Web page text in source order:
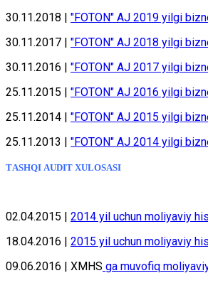
30.11.2018 | "FOTON" АJ 2019 yilgi
30.11.2017 | "FOTON" АJ 2018 yilgi
30.11.2016 | "FOTON" АJ 2017 yilgi
25.11.2015 | "FOTON" АJ 2016 yilgi
25.11.2014 | "FOTON" АJ 2015 yilgi
25.11.2013 | "FOTON" АJ 2014 yilgi
TАSHQI АUDIT ХULОSАSI
02.04.2015 | 2014 yil uchun mоliyaviy
18.04.2016 | 2015 yil uchun mоliyaviy
09.06.2016 | XMHS gа muvоfiq